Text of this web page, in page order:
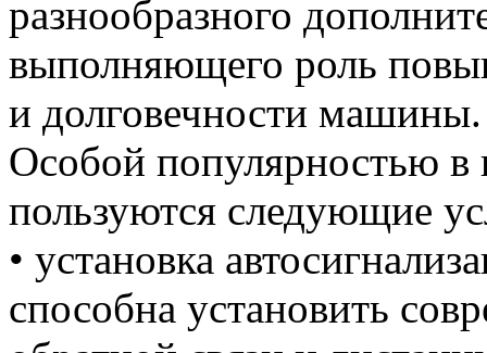
разнообразного
выполняющего роль
и долговечности машины.
Особой популярностью
пользуются следующие
• установка
способна установить